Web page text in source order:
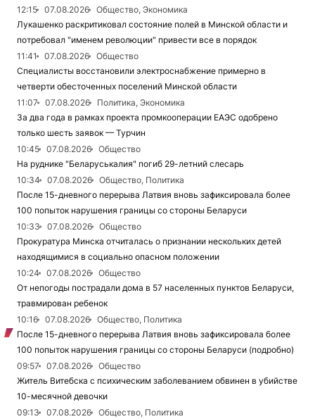
12:15 07.08.2026
Общество, Экономика
Лукашенко раскритиковал состояние полей в Минской области и
потребовал "именем революции" привести все в порядок
11:41
07.08.2026
Общество
Специалисты восстановили электроснабжение примерно в
четверти обесточенных поселений Минской области
11:07
07.08.2026
Политика, Экономика
За два года в рамках проекта промкооперации ЕАЭС одобрено
только шесть заявок — Турчин
10:45
07.08.2026
Общество
На руднике "Беларуськалия" погиб 29-летний слесарь
10:34
07.08.2026
Общество, Политика
После 15-дневного перерыва Латвия вновь зафиксировала более
100 попыток нарушения границы со стороны Беларуси
10:33
07.08.2026
Общество
Прокуратура Минска отчиталась о признании нескольких детей
находящимися в социально опасном положении
10:24
07.08.2026
Общество
От непогоды пострадали дома в 57 населенных пунктов Беларуси,
травмирован ребенок
10:16
07.08.2026
Общество, Политика
После 15-дневного перерыва Латвия вновь зафиксировала более
100 попыток нарушения границы со стороны Беларуси (подробно)
09:57
07.08.2026
Общество
Житель Витебска с психическим заболеванием обвинен в убийстве
10-месячной девочки
09:13
07.08.2026
Общество, Политика